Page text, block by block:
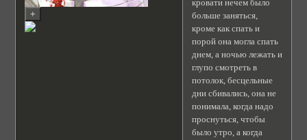
кровати нечем было
больше заняться,
кроме как спать и
порой она могла спать
днем, а ночью лежать и
глупо смотреть в
потолок, бесцельные
дни сбивались, она не
понимала, когда надо
проснуться, чтобы
было утро, а когда